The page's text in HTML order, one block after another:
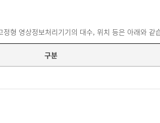
형 영상정보처리기기의 대수, 위치 등은 아래와 같
구분